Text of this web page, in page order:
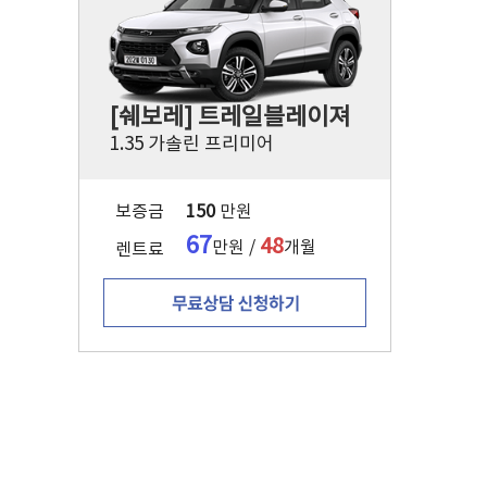
[쉐보레] 트레일블레이져
1.35 가솔린 프리미어
보증금 150만원
렌트료
67만원 / 48개월